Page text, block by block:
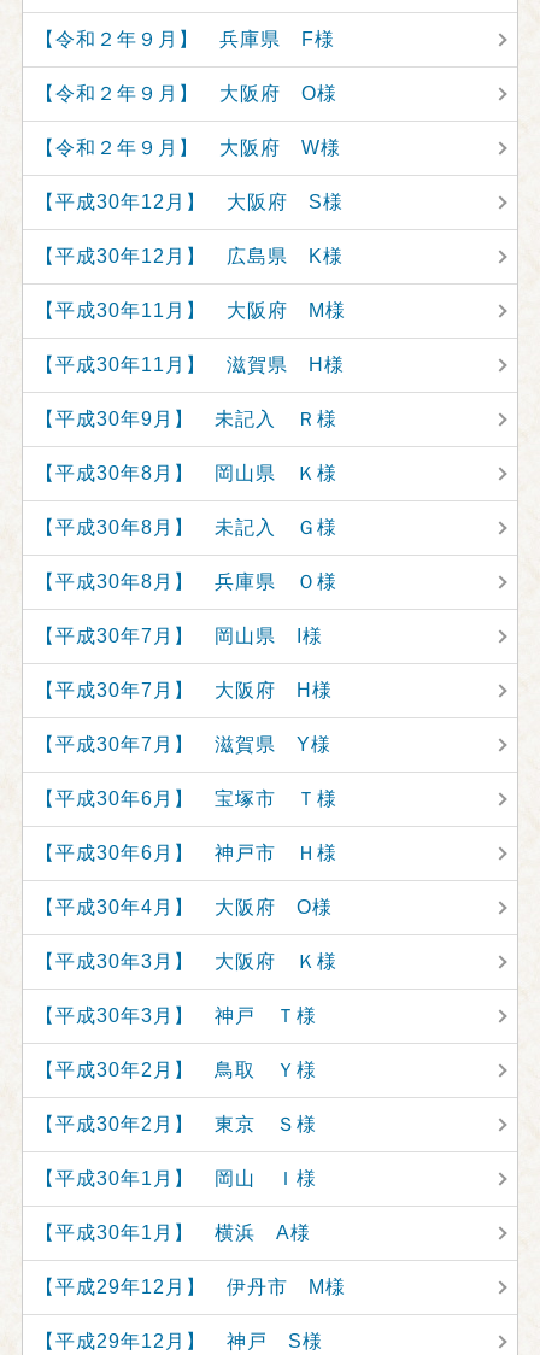
【令和２年９月】 兵庫県 F様
【令和２年９月】 大阪府 O様
【令和２年９月】 大阪府 W様
【平成30年12月】 大阪府 S様
【平成30年12月】 広島県 K様
【平成30年11月】 大阪府 M様
【平成30年11月】 滋賀県 H様
【平成30年9月】 未記入 Ｒ様
【平成30年8月】 岡山県 Ｋ様
【平成30年8月】 未記入 Ｇ様
【平成30年8月】 兵庫県 Ｏ様
【平成30年7月】 岡山県 I様
【平成30年7月】 大阪府 H様
【平成30年7月】 滋賀県 Y様
【平成30年6月】 宝塚市 Ｔ様
【平成30年6月】 神戸市 Ｈ様
【平成30年4月】 大阪府 O様
【平成30年3月】 大阪府 Ｋ様
【平成30年3月】 神戸 Ｔ様
【平成30年2月】 鳥取 Ｙ様
【平成30年2月】 東京 Ｓ様
【平成30年1月】 岡山 Ｉ様
【平成30年1月】 横浜 A様
【平成29年12月】 伊丹市 M様
【平成29年12月】 神戸 S様